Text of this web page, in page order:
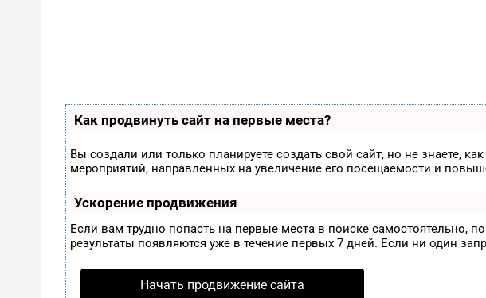
Как продвинуть сайт на первые места?
Вы создали или только планируете создать свой сайт, но не знаете,
мероприятий, направленных на увеличение его посещаемости и
Ускорение продвижения
Если вам трудно попасть на первые места в поиске самостоятельно,
результаты появляются уже в течение первых 7 дней. Если ни один
Начать продвижение сайта